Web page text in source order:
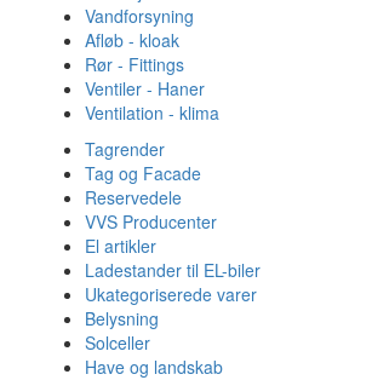
Vandforsyning
Afløb - kloak
Rør - Fittings
Ventiler - Haner
Ventilation - klima
Tagrender
Tag og Facade
Reservedele
VVS Producenter
El artikler
Ladestander til EL-biler
Ukategoriserede varer
Belysning
Solceller
Have og landskab